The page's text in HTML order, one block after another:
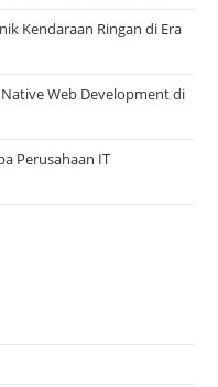
Kendaraan Ringan di Era
Web Development di
Perusahaan IT